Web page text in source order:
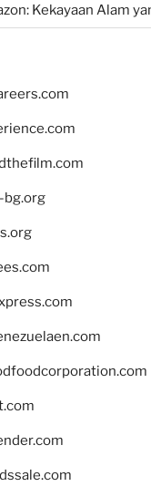
Kekayaan Alam